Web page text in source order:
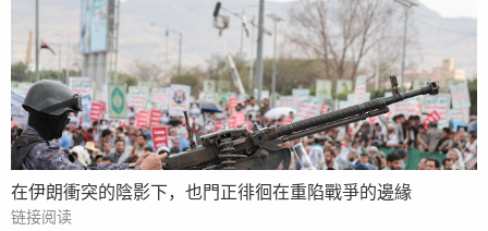
在伊朗衝突的陰影下，也門正徘徊在重陷戰爭的邊緣
链接阅读